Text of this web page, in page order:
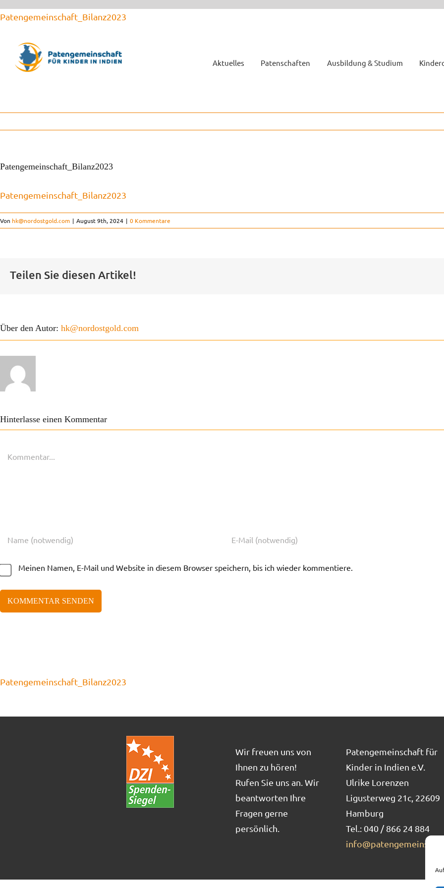
Zum
Inhalt
Patengemeinschaft_Bilanz2023
Aktuelles Patenschaften Ausbildung & Studium
Patengemeinschaft_Bilanz2023
Patengemeinschaft_Bilanz2023
Von hk@nordostgold.com | August 9th, 2024 | 0 Kommentare
Teilen Sie diesen Artikel!
Über den Autor: hk@nordostgold.com
Hinterlasse einen Kommentar
Meinen Namen, E-Mail und Website in diesem Browser speichern, bis ich wieder kommentiere.
Patengemeinschaft_Bilanz2023
Wir freuen uns von
Ihnen zu hören!
Rufen Sie uns an. Wir
beantworten Ihre
Fragen gerne
persönlich.
Patengemeinschaft für
Kinder in Indien e.V.
Ulrike Lorenzen
Ligusterweg 21c, 22609
Hamburg
Tel.: 040 / 866 24 884